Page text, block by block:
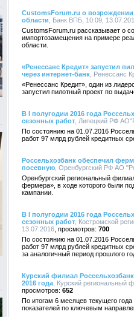
CustomsForum.ru о
области , Банк ВПБ, 10:09,
CustomsForum.ru рассказывает о
импортозамещения на примере
области.
«Ренессанс Кредит» запустил
через интернет-банк , Ренессанс
«Ренессанс Кредит», один из
запустил пилотный проект по
В I полугодии 2016 года
сезонных работ , Липецкий РФ
По состоянию на 01.07.2016
работ 97 млрд рублей кредитных
Россельхозбанк обеспечил
посевную , Оренбургский РФ АО
Оренбургский региональный
фермера», в ходе которого были
кампании.
В I полугодии 2016 года
сезонных работ , Костромской
13.07.2016
700
По состоянию на 01.07.2016
работ 97 млрд рублей кредитных
за аналогичный период прошлого
Курский филиал
2016 года , Курский региональный
652
По итогам 6 месяцев текущего
показателей по ключевым